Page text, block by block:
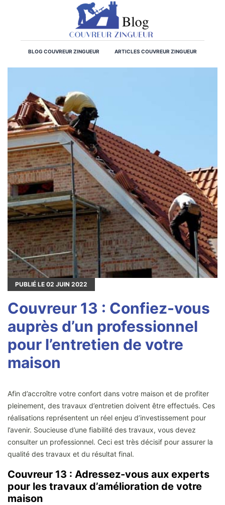
BLOG COUVREUR ZINGUEUR ARTICLES COUVREUR ZINGUEUR
PUBLIÉ LE 02 JUIN 2022
Couvreur 13 : Confiez-vous
auprès d’un professionnel
pour l’entretien de votre
maison
Afin d’accroître votre confort dans votre maison et de profiter
pleinement, des travaux d’entretien doivent être effectués. Ces
réalisations représentent un réel enjeu d’investissement pour
l’avenir. Soucieuse d’une fiabilité des travaux, vous devez
consulter un professionnel. Ceci est très décisif pour assurer la
qualité des travaux et du résultat final.
Couvreur 13 : Adressez-vous aux experts
pour les travaux d’amélioration de votre
maison